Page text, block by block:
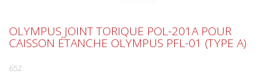
OLYMPUS JOINT TORIQUE POL-201A POUR
CAISSON ÉTANCHE OLYMPUS PFL-01 (TYPE A)
652